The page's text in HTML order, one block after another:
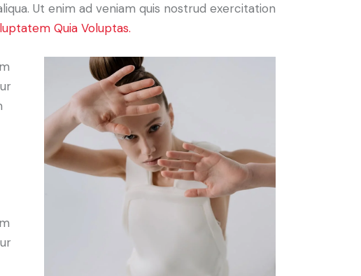
Ut enim ad veniam quis nostrud exercitation
Quia Voluptas.